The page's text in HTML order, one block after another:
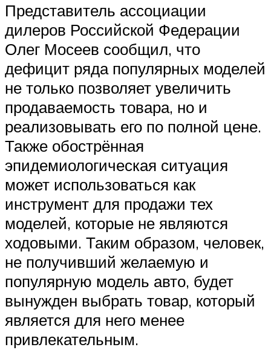
Представитель ассоциации
дилеров Российской Федерации
Олег Мосеев сообщил, что
дефицит ряда популярных моделей
не только позволяет увеличить
продаваемость товара, но и
реализовывать его по полной цене.
Также обострённая
эпидемиологическая ситуация
может использоваться как
инструмент для продажи тех
моделей, которые не являются
ходовыми. Таким образом, человек,
не получивший желаемую и
популярную модель авто, будет
вынужден выбрать товар, который
является для него менее
привлекательным.